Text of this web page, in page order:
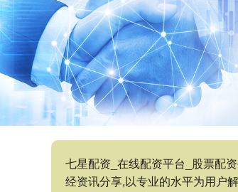
七星配资_在线配资平台_股票配
经资讯分享,以专业的水平为用户